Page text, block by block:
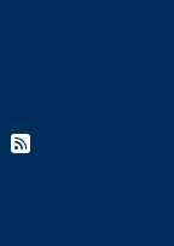
nuova finestra
finestra
- Apertura in
- Apertura in
esterno -
esterno -
- Sito
Feed RSS -